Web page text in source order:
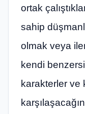
ortak
sahip
olmak veya
kendi
karakterler ve